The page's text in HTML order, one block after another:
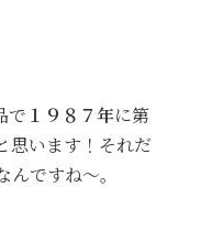
で １９８７年に第
思います！それだ
ですね～。